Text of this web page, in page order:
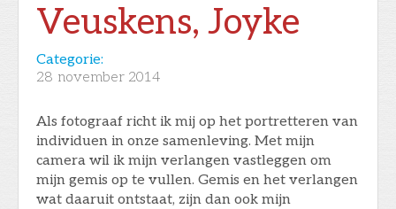
Veuskens, Joyke
Categorie:
28 november 2014
Als fotograaf richt ik mij op het portretteren van
individuen in onze samenleving. Met mijn
camera wil ik mijn verlangen vastleggen om
mijn gemis op te vullen. Gemis en het verlangen
wat daaruit ontstaat, zijn dan ook mijn